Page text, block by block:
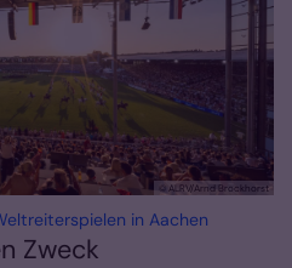
© ALRV/Arnd Brockhorst
in Aachen
Zweck